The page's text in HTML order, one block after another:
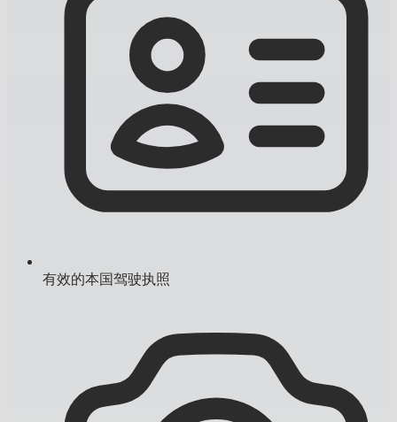
有效的本国驾驶执照